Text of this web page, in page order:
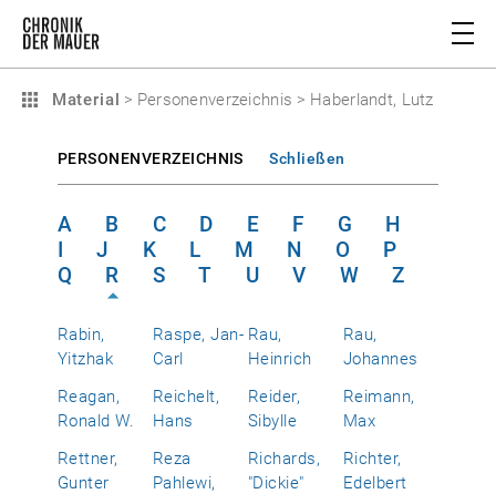
Material > Personenverzeichnis > Haberlandt, Lutz
PERSONENVERZEICHNIS Schließen
A B C D E F G
H
I
J K L M N O
P
Q
R S T U V W Z
Rabin,
Yitzhak
Raspe, Jan-
Carl
Rau,
Heinrich
Rau,
Johannes
Reagan,
Ronald W.
Reichelt,
Hans
Reider,
Sibylle
Reimann,
Max
Rettner,
Gunter
Reza
Pahlewi,
Richards,
"Dickie"
Richter,
Edelbert